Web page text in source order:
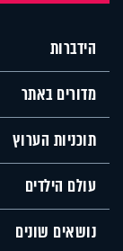
הידברות
מדורים באתר
תוכניות הערוץ
עולם הילדים
נושאים שונים